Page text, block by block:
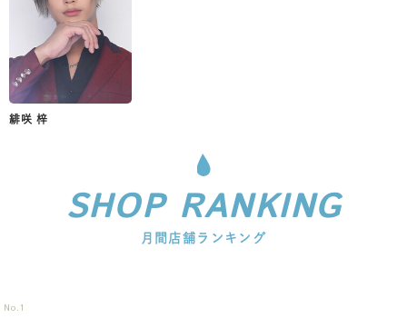
緋咲 梓
SHOP RANKING
月間店舗ランキング
No. 1